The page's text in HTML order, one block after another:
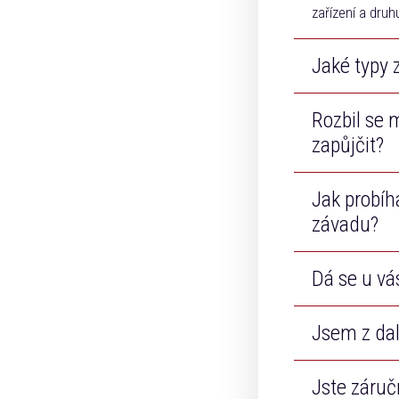
zařízení a
Jaké typy
Opravujeme
Apple.
Rozbil se
zapůjčit?
Samozřejmě!
Jak
závadu?
Po příjmu
neopravitelné
Dá se u
Ano, sídlíme
Jsem z
Ano, svoz
Jste